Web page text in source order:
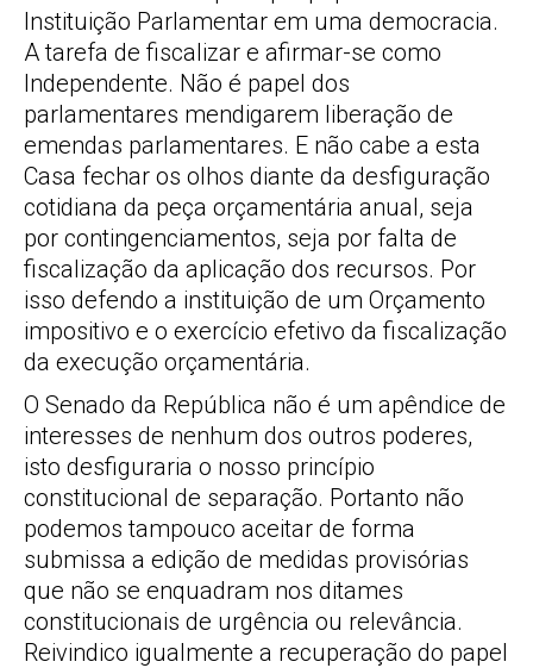
Instituição Parlamentar em uma democracia.
A tarefa de fiscalizar e afirmar-se como
Independente. Não é papel dos
parlamentares mendigarem liberação de
emendas parlamentares. E não cabe a esta
Casa fechar os olhos diante da desfiguração
cotidiana da peça orçamentária anual, seja
por contingenciamentos, seja por falta de
fiscalização da aplicação dos recursos. Por
isso defendo a instituição de um Orçamento
impositivo e o exercício efetivo da fiscalização
da execução orçamentária.
O Senado da República não é um apêndice de
interesses de nenhum dos outros poderes,
isto desfiguraria o nosso princípio
constitucional de separação. Portanto não
podemos tampouco aceitar de forma
submissa a edição de medidas provisórias
que não se enquadram nos ditames
constitucionais de urgência ou relevância.
Reivindico igualmente a recuperação do papel